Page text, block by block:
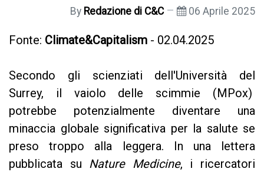
By Redazione di C&C 06 Aprile 2025
Fonte: Climate&Capitalism - 02.04.2025
Secondo gli scienziati dell'Università del
Surrey, il vaiolo delle scimmie (MPox)
potrebbe potenzialmente diventare una
minaccia globale significativa per la salute se
preso troppo alla leggera. In una lettera
pubblicata su Nature Medicine, i ricercatori